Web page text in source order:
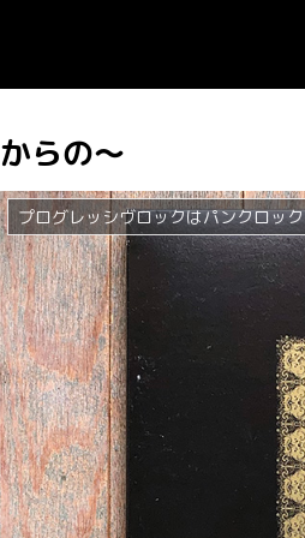
からの〜
プログレッシヴロックはパンクロック